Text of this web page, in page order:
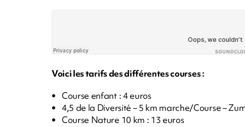
Voici les tarifs des différentes courses :
Course enfant : 4 euros
4,5 de la Diversité – 5 km marche/Course –
Course Nature 10 km : 13 euros